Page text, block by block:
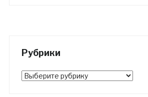
Рубрики
Рубрики